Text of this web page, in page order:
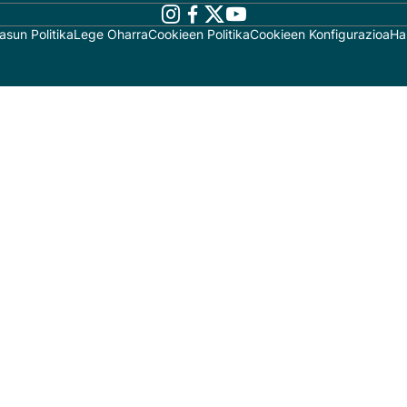
PolitikaLege OharraCookieen PolitikaCookieen Konfigurazioa